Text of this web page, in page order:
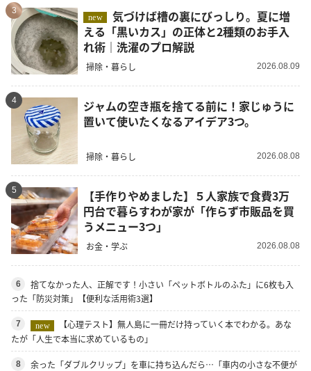
3
new
気づけば槽の裏にびっしり。夏に増
える「黒いカス」の正体と2種類のお手入
れ術｜洗濯のプロ解説
掃除・暮らし 2026.08.09
4
ジャムの空き瓶を捨てる前に！家じゅうに
置いて使いたくなるアイデア3つ。
掃除・暮らし 2026.08.08
5
【手作りやめました】５人家族で食費3万
円台で暮らすわが家が「作らず市販品を買
うメニュー3つ」
お金・学ぶ 2026.08.08
6
捨てなかった人、正解です！小さい「ペットボトルのふた」に6枚も入
った「防災対策」【便利な活用術3選】
7 new
【心理テスト】無人島に一冊だけ持っていく本でわかる。あな
たが「人生で本当に求めているもの」
8
余った「ダブルクリップ」を車に持ち込んだら…「車内の小さな不便が